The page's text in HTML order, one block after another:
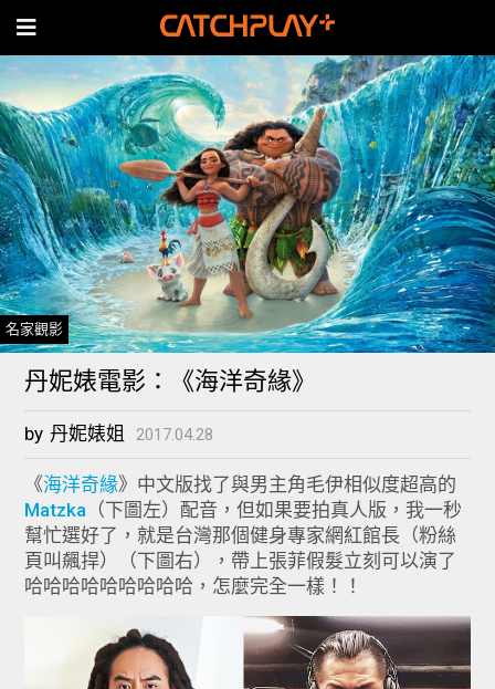
名家觀影
丹妮婊電影：《海洋奇緣》
by 丹妮婊姐 2017.04.28
《海洋奇緣》中文版找了與男主角毛伊相似度超高的
Matzka （下圖左）配音，但如果要拍真人版，我一秒
幫忙選好了，就是台灣那個健身專家網紅館長（粉絲
頁叫飆捍）（下圖右），帶上張菲假髮立刻可以演了
哈哈哈哈哈哈哈哈哈，怎麼完全一樣！！